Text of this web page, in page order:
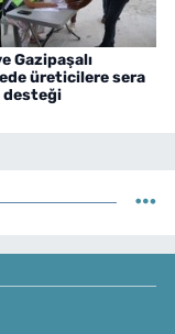
Gazipaşalı
üreticilere sera
desteği